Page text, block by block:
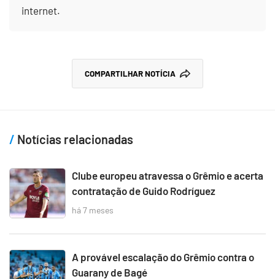
internet.
COMPARTILHAR NOTÍCIA
Notícias relacionadas
Clube europeu atravessa o Grêmio e acerta
contratação de Guido Rodríguez
há 7 meses
A provável escalação do Grêmio contra o
Guarany de Bagé